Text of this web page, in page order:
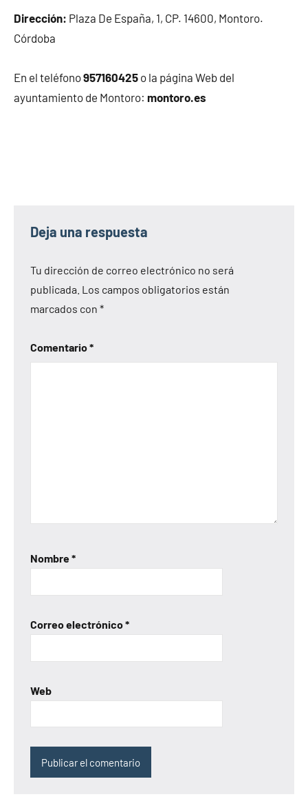
Dirección: Plaza De España, 1, CP. 14600, Montoro.
Córdoba
En el teléfono957160425 o la página Web del
ayuntamiento de Montoro: montoro.es
Deja una respuesta
Tu dirección de correo electrónico no será
publicada. Los campos obligatorios están
marcados con *
Comentario*
Nombre*
Correo electrónico*
Web